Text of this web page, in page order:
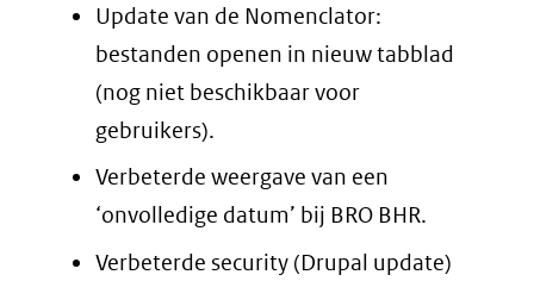
Update van de Nomenclator:
bestanden openen in nieuw tabblad
(nog niet beschikbaar voor
gebruikers).
Verbeterde weergave van een
‘onvolledige datum’ bij BRO BHR.
Verbeterde security (Drupal update)